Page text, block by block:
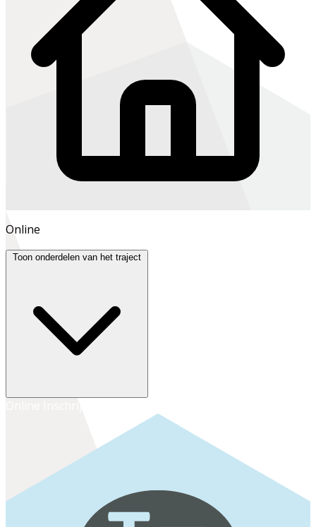
Online
Toon onderdelen van het traject